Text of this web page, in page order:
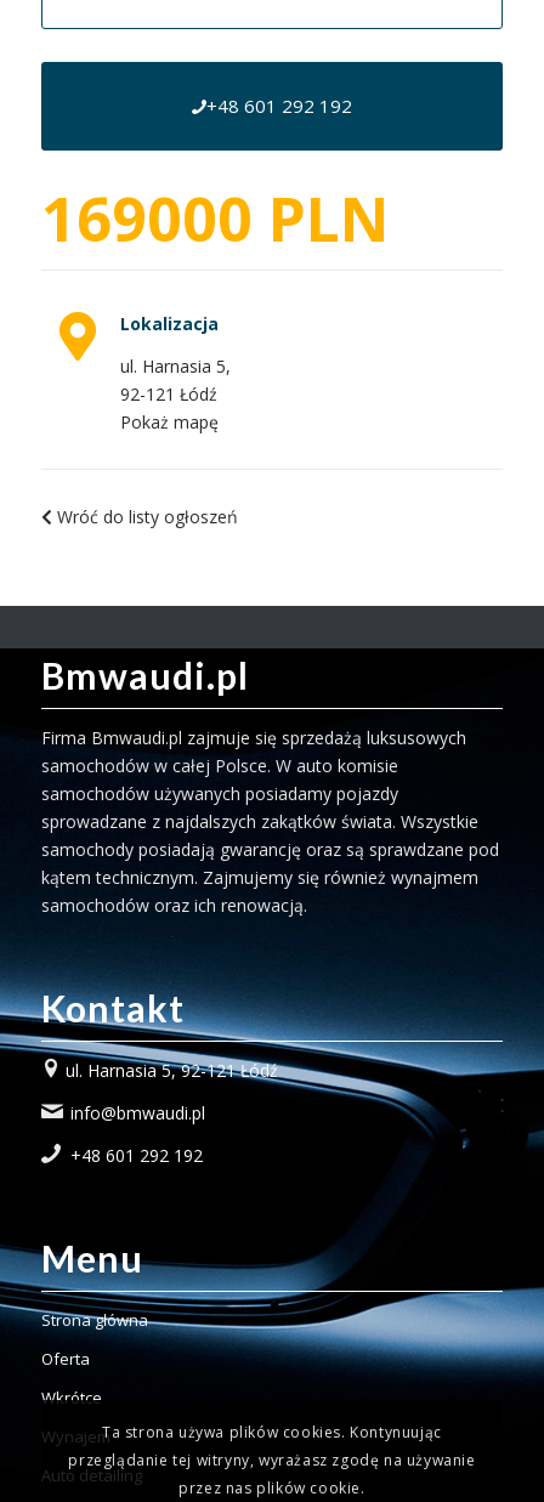
+48 601 292 192
169000 PLN
Lokalizacja
ul. Harnasia 5,
92-121 Łódź
Pokaż mapę
Wróć do listy ogłoszeń
Bmwaudi.pl
Firma Bmwaudi.pl zajmuje się sprzedażą luksusowych
samochodów w całej Polsce. W auto komisie
samochodów używanych posiadamy pojazdy
sprowadzane z najdalszych zakątków świata. Wszystkie
samochody posiadają gwarancję oraz są sprawdzane pod
kątem technicznym. Zajmujemy się również wynajmem
samochodów oraz ich renowacją.
Kontakt
ul. Harnasia 5, 92-121 Łódź
info@bmwaudi.pl
+48 601 292 192
Menu
Strona główna
Oferta
Wkrótce
Wynajem
Auto detailing
Ta strona używa plików cookies. Kontynuując
przeglądanie tej witryny, wyrażasz zgodę na używanie
przez nas plików cookie.